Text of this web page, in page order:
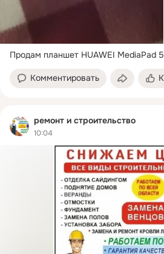
Продам планшет HUAWEI MediaPad
Комментировать
ремонт и строительство
10:04